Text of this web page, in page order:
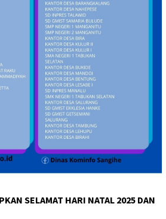
SELAMAT HARI NATAL 2025 DAN